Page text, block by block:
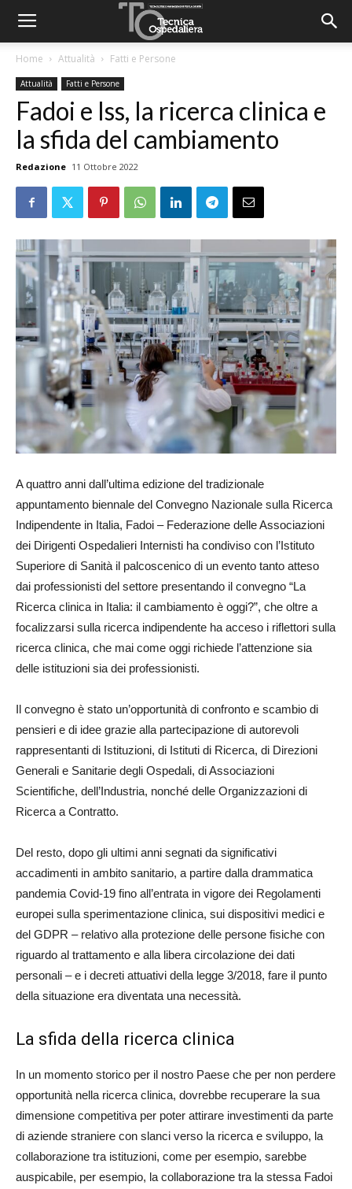
Home Attualità Fatti e Persone
Attualità Fatti e Persone
Fadoi e Iss, la ricerca clinica e
la sfida del cambiamento
Redazione 11 Ottobre 2022
A quattro anni dall’ultima edizione del tradizionale
appuntamento biennale del Convegno Nazionale sulla Ricerca
Indipendente in Italia, Fadoi – Federazione delle Associazioni
dei Dirigenti Ospedalieri Internisti ha condiviso con l’Istituto
Superiore di Sanità il palcoscenico di un evento tanto atteso
dai professionisti del settore presentando il convegno “La
Ricerca clinica in Italia: il cambiamento è oggi?”, che oltre a
focalizzarsi sulla ricerca indipendente ha acceso i riflettori sulla
ricerca clinica, che mai come oggi richiede l’attenzione sia
delle istituzioni sia dei professionisti.
Il convegno è stato un’opportunità di confronto e scambio di
pensieri e di idee grazie alla partecipazione di autorevoli
rappresentanti di Istituzioni, di Istituti di Ricerca, di Direzioni
Generali e Sanitarie degli Ospedali, di Associazioni
Scientifiche, dell’Industria, nonché delle Organizzazioni di
Ricerca a Contratto.
Del resto, dopo gli ultimi anni segnati da significativi
accadimenti in ambito sanitario, a partire dalla drammatica
pandemia Covid-19 fino all’entrata in vigore dei Regolamenti
europei sulla sperimentazione clinica, sui dispositivi medici e
del GDPR – relativo alla protezione delle persone fisiche con
riguardo al trattamento e alla libera circolazione dei dati
personali – e i decreti attuativi della legge 3/2018, fare il punto
della situazione era diventata una necessità.
La sfida della ricerca clinica
In un momento storico per il nostro Paese che per non perdere
opportunità nella ricerca clinica, dovrebbe recuperare la sua
dimensione competitiva per poter attirare investimenti da parte
di aziende straniere con slanci verso la ricerca e sviluppo, la
collaborazione tra istituzioni, come per esempio, sarebbe
auspicabile, per esempio, la collaborazione tra la stessa Fadoi